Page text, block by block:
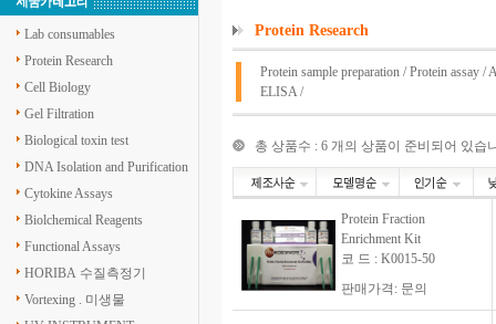
Lab consumables
Protein Research
Cell Biology
Gel Filtration
Biological toxin test
DNA Isolation and Purification
Cytokine Assays
Biolchemical Reagents
Functional Assays
HORIBA 수질측정기
Vortexing . 미생물
Protein Research
Protein sample preparation /Protein assay /
ELISA/
총 상품수 : 6 개의 상품이 준비되어 있습
Protein Fraction
Enrichment Kit
코 드 : K0015-50
판매가격: 문의